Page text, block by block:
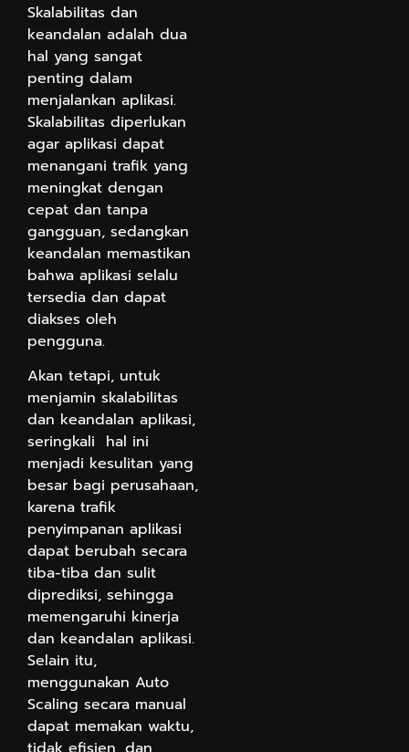
Skalabilitas dan
keandalan adalah dua
hal yang sangat
penting dalam
menjalankan aplikasi.
Skalabilitas diperlukan
agar aplikasi dapat
menangani trafik yang
meningkat dengan
cepat dan tanpa
gangguan, sedangkan
keandalan memastikan
bahwa aplikasi selalu
tersedia dan dapat
diakses oleh
pengguna.
Akan tetapi, untuk
menjamin skalabilitas
dan keandalan aplikasi,
seringkali hal ini
menjadi kesulitan yang
besar bagi perusahaan,
karena trafik
penyimpanan aplikasi
dapat berubah secara
tiba-tiba dan sulit
diprediksi, sehingga
memengaruhi kinerja
dan keandalan aplikasi.
Selain itu,
menggunakan Auto
Scaling secara manual
dapat memakan waktu,